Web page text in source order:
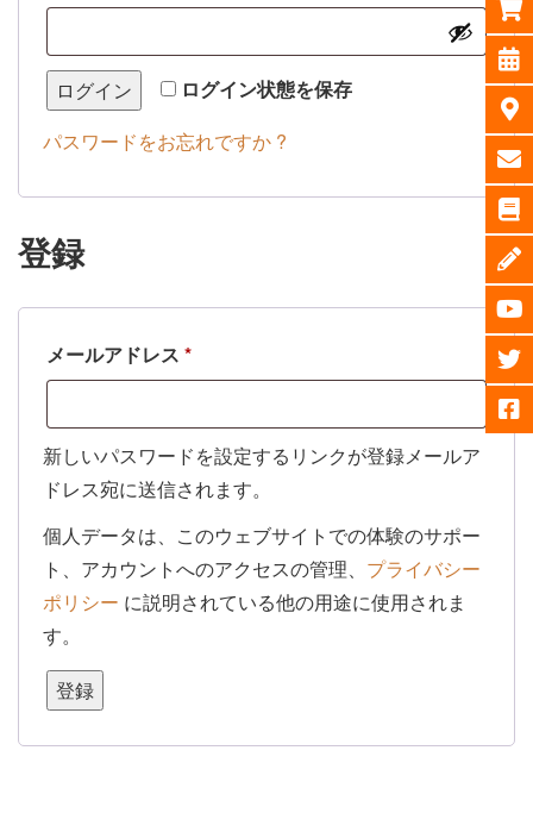
ログイン状態を保存
ログイン
パスワードをお忘れですか ?
登録
メールアドレス *必
須
新しいパスワードを設定するリンクが登録メールア
ドレス宛に送信されます。
個人データは、このウェブサイトでの体験のサポー
ト、アカウントへのアクセスの管理、 プライバシー
ポリシー に説明されている他の用途に使用されま
す。
登録